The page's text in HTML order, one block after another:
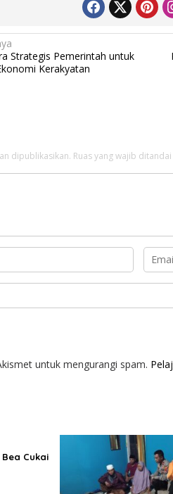
Strategis Pemerintah untuk
Kerakyatan
dipublikasikan. Ruas yang wajib ditandai
untuk mengurangi spam.
Cukai